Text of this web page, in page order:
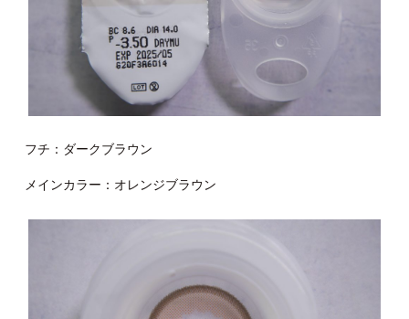
フチ：ダークブラウン
メインカラー：オレンジブラウン